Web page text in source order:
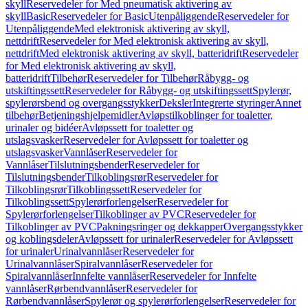
skyllReservedeler for Med pneumatisk aktivering av
skyllBasicReservedeler for BasicUtenpåliggendeReservedeler for
UtenpåliggendeMed elektronisk aktivering av skyll,
nettdriftReservedeler for Med elektronisk aktivering av skyll,
nettdriftMed elektronisk aktivering av skyll, batteridriftReservedeler
for Med elektronisk aktivering av skyll,
batteridriftTilbehørReservedeler for TilbehørRåbygg- og
utskiftingssettReservedeler for Råbygg- og utskiftingssettSpylerør,
spylerørsbend og overgangsstykkerDekslerIntegrerte styringerAnnet
tilbehørBetjeningshjelpemidlerAvløpstilkoblinger for toaletter,
urinaler og bidéerAvløpssett for toaletter og
utslagsvaskerReservedeler for Avløpssett for toaletter og
utslagsvaskerVannlåserReservedeler for
VannlåserTilslutningsbenderReservedeler for
TilslutningsbenderTilkoblingsrørReservedeler for
TilkoblingsrørTilkoblingssettReservedeler for
TilkoblingssettSpylerørforlengelserReservedeler for
SpylerørforlengelserTilkoblinger av PVCReservedeler for
Tilkoblinger av PVCPakningsringer og dekkapperOvergangsstykker
og koblingsdelerAvløpssett for urinalerReservedeler for Avløpssett
for urinalerUrinalvannlåserReservedeler for
UrinalvannlåserSpiralvannlåserReservedeler for
SpiralvannlåserInnfelte vannlåserReservedeler for Innfelte
vannlåserRørbendvannlåserReservedeler for
RørbendvannlåserSpylerør og spylerørforlengelserReservedeler for